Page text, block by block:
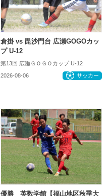
倉掛 vs 毘沙門台 広瀬GOGOカッ
プ U-12
第13回 広瀬ＧＯＧＯカップ U-12
2026-08-06 サッカー
優勝 英数学館【福山地区秋季大